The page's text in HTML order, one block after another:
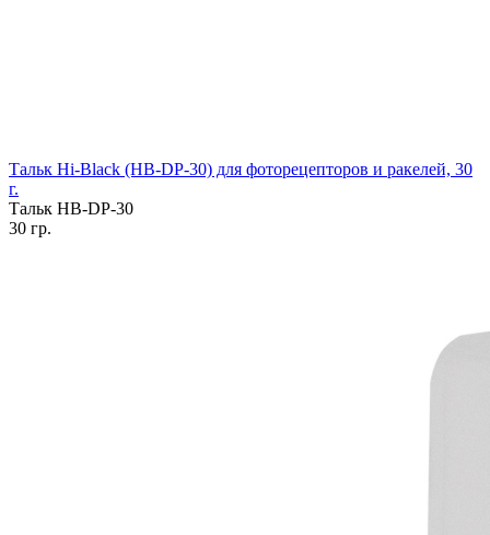
Тальк Hi-Black (HB-DP-30) для фоторецепторов и ракелей, 30
г.
Тальк HB-DP-30
30 гр.